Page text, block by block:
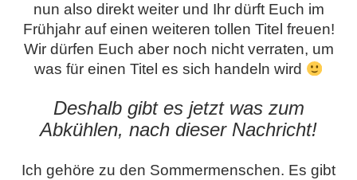
nun also direkt weiter und Ihr dürft Euch im
Frühjahr auf einen weiteren tollen Titel freuen!
Wir dürfen Euch aber noch nicht verraten, um
was für einen Titel es sich handeln wird
Deshalb gibt es jetzt was zum
Abkühlen, nach dieser Nachricht!
Ich gehöre zu den Sommermenschen. Es gibt